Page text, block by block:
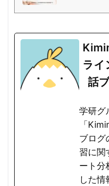
ライ
話
学研グ
「
ブログ
習に関
ート分
した